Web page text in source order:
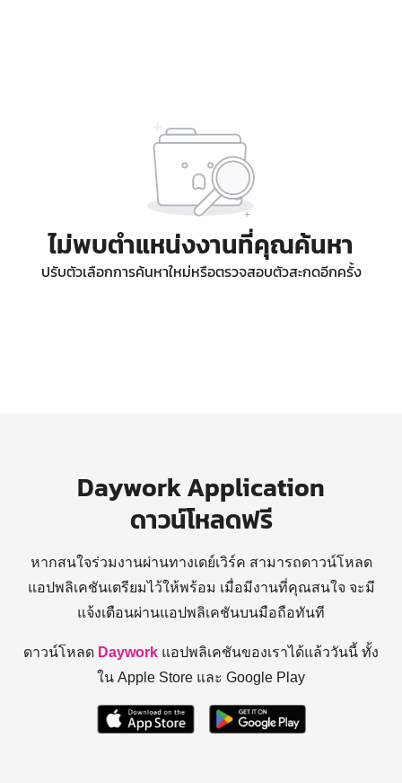
ไม่พบตำแหน่งงานที่คุณค้นหา
ปรับตัวเลือกการค้นหาใหม่หรือตรวจสอบตัวสะกดอีกครั้ง
Daywork Application
ดาวน์โหลดฟรี
หากสนใจร่วมงานผ่านทางเดย์เวิร์ค สามารถดาวน์โหลด
แอปพลิเคชันเตรียมไว้ให้พร้อม เมื่อมีงานที่คุณสนใจ จะมี
แจ้งเตือนผ่านแอปพลิเคชันบนมือถือทันที
ดาวน์โหลด Daywork แอปพลิเคชันของเราได้แล้ววันนี้ ทั้ง
ใน Apple Store และ Google Play